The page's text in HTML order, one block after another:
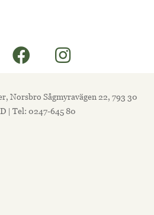
Norsbro Sågmyravägen 22, 793 30
| Tel: 0247-645 80